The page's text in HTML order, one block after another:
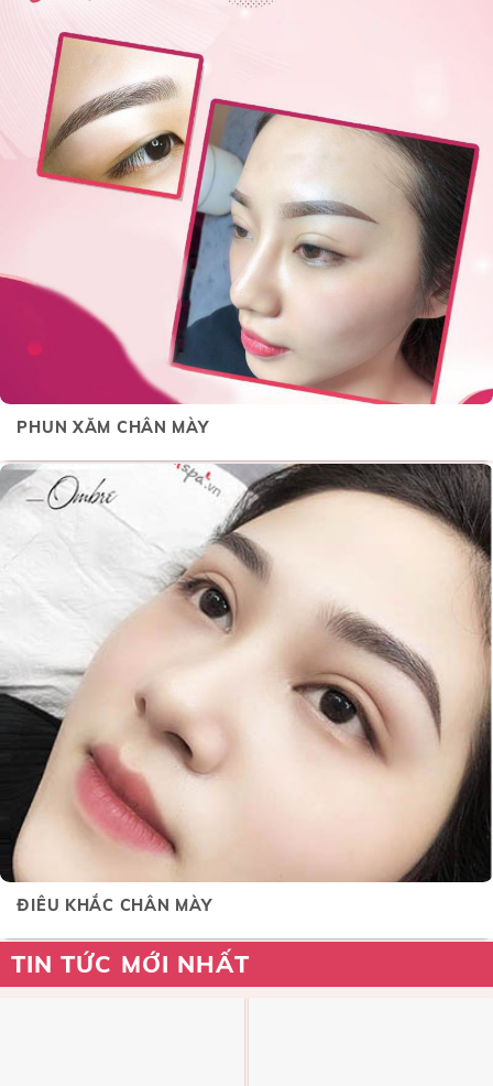
PHUN XĂM CHÂN MÀY
ĐIÊU KHẮC CHÂN MÀY
TIN TỨC MỚI NHẤT